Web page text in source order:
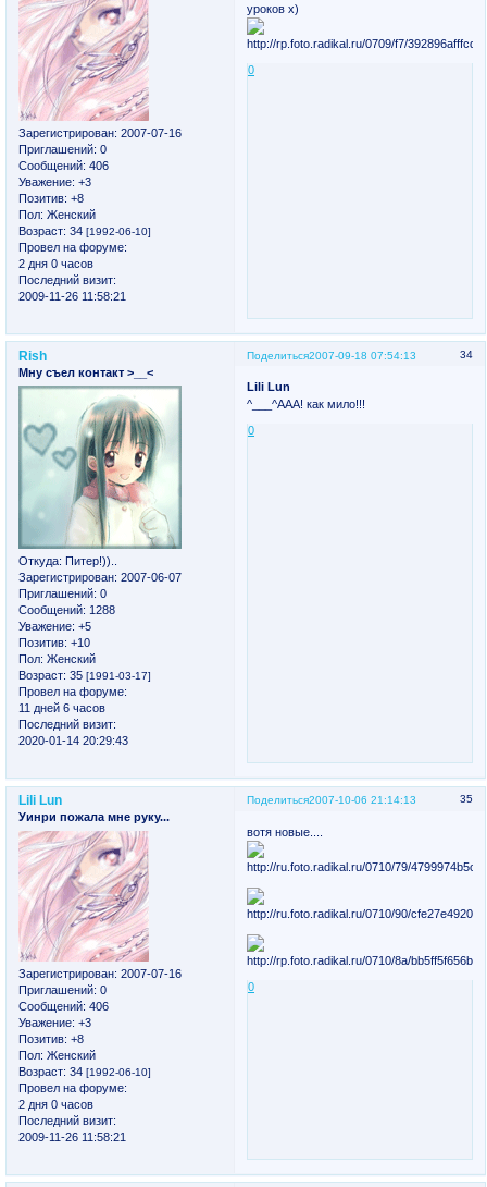
Зарегистрирован: 2007-07-16
Приглашений: 0
Сообщений: 406
Уважение: +3
Позитив: +8
Пол: Женский
Возраст: 34 [1992-06-10]
Провел на форуме:
2 дня 0 часов
Последний визит:
2009-11-26 11:58:21
уроков х)
0
Поделиться 34
2007-09-18 07:54:13
Rish
Мну съел контакт >__<
Откуда: Питер!))..
Зарегистрирован: 2007-06-07
Приглашений: 0
Сообщений: 1288
Уважение: +5
Позитив: +10
Пол: Женский
Возраст: 35 [1991-03-17]
Провел на форуме:
11 дней 6 часов
Последний визит:
2020-01-14 20:29:43
Lili Lun
^___^ААА! как мило!!!
0
Поделиться 35
2007-10-06 21:14:13
Lili Lun
Уинри пожала мне руку...
Зарегистрирован: 2007-07-16
Приглашений: 0
Сообщений: 406
Уважение: +3
Позитив: +8
Пол: Женский
Возраст: 34 [1992-06-10]
Провел на форуме:
2 дня 0 часов
Последний визит:
2009-11-26 11:58:21
вотя новые....
0